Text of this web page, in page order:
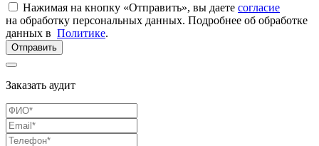
Нажимая на кнопку «Отправить», вы даете согласие
на обработку персональных данных. Подробнее об обработке
данных в Политике.
Отправить
Заказать аудит